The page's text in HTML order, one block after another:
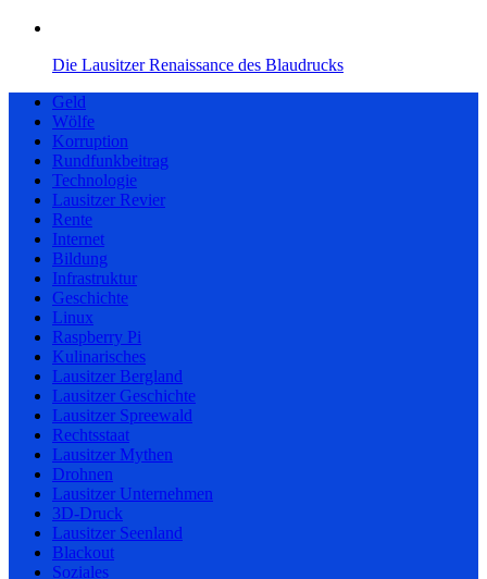
Die Lausitzer Renaissance des Blaudrucks
Geld
Wölfe
Korruption
Rundfunkbeitrag
Technologie
Lausitzer Revier
Rente
Internet
Bildung
Infrastruktur
Geschichte
Linux
Raspberry Pi
Kulinarisches
Lausitzer Bergland
Lausitzer Geschichte
Lausitzer Spreewald
Rechtsstaat
Lausitzer Mythen
Drohnen
Lausitzer Unternehmen
3D-Druck
Lausitzer Seenland
Blackout
Soziales